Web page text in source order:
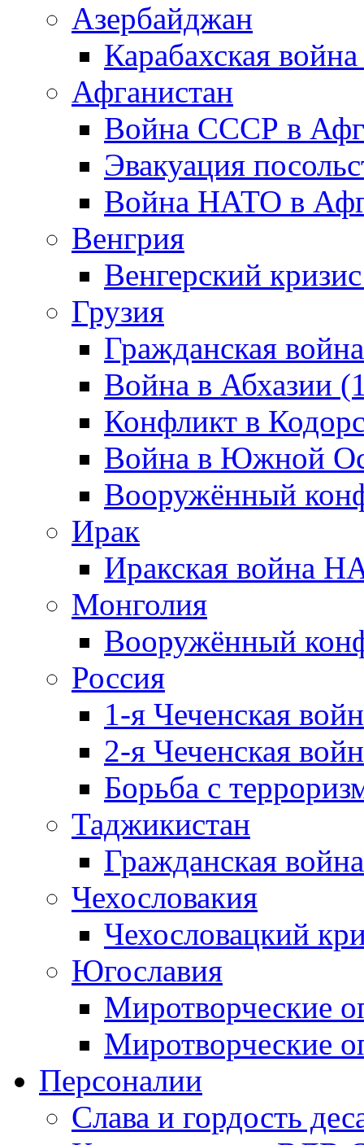
Азербайджан
Карабахская
Афганистан
Война СССР в
Эвакуация
Война НАТО в
Венгрия
Венгерский
Грузия
Гражданская
Война в Абхазии
Конфликт в
Война в Южной
Вооружённый
Ирак
Иракская война
Монголия
Вооружённый
Россия
1-я Чеченская
2-я Чеченская
Борьба с
Таджикистан
Гражданская
Чехословакия
Чехословацкий
Югославия
Миротворческие
Миротворческие
Персоналии
Слава и гордость